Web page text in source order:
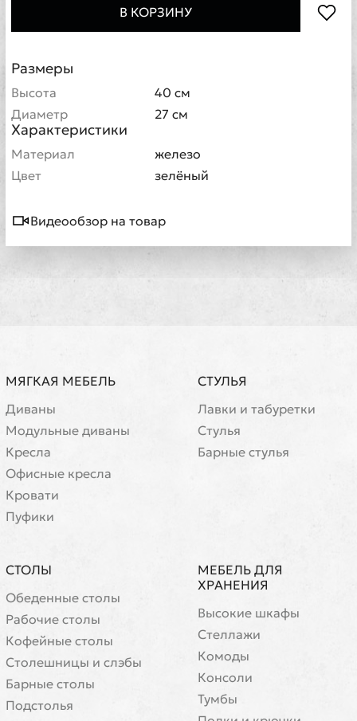
В КОРЗИНУ
Размеры
Высота
40 см
Диаметр
27 см
Характеристики
Материал
железо
Цвет
зелёный
Видеообзор на товар
МЯГКАЯ МЕБЕЛЬ
Диваны
Модульные диваны
Кресла
Офисные кресла
Кровати
Пуфики
СТУЛЬЯ
Лавки и табуретки
Стулья
Барные стулья
СТОЛЫ
Обеденные столы
Рабочие столы
Кофейные столы
Cтолешницы и слэбы
Барные столы
Подстолья
МЕБЕЛЬ ДЛЯ
ХРАНЕНИЯ
Высокие шкафы
Стеллажи
Комоды
Консоли
Тумбы